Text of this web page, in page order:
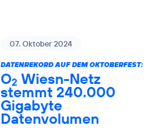
07. Oktober 2024
DATENREKORD AUF DEM OKTOBERFEST:
O2 Wiesn-Netz
stemmt 240.000
Gigabyte
Datenvolumen